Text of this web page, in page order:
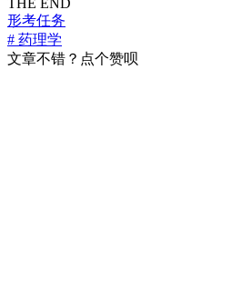
THE END
形考任务
# 药理学
文章不错？点个赞呗